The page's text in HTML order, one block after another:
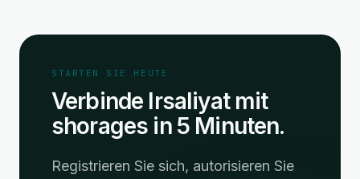
STARTEN SIE HEUTE
Verbinde Irsaliyat mit
shorages in 5 Minuten.
Registrieren Sie sich, autorisieren Sie